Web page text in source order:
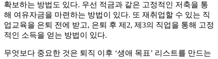
확보하는 방법도 있다. 우선 적금과 같은 고정적인 저축을 통
해 여유자금을 마련하는 방법이 있다. 또 재취업할 수 있는 직
업교육을 은퇴 전에 받고, 은퇴 후 제2, 제3의 직업을 통해 고정
적인 소득을 얻는 방법이 있다.
무엇보다 중요한 것은 퇴직 이후 ‘생애 목표’ 리스트를 만드는